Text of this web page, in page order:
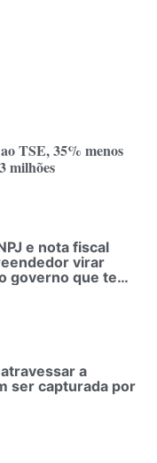
TSE, 35% menos
milhões
e nota fiscal
virar
governo que teme
a
ser capturada por